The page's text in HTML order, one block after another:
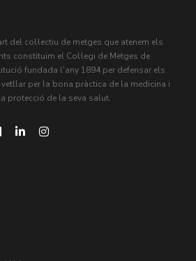
del col·lectiu de metges que atenem els
constituïm el Col·legi de Metges de
fundada l'any 1894 per defensar els
per la bona pràctica de la medicina i
protecció de la seva salut.